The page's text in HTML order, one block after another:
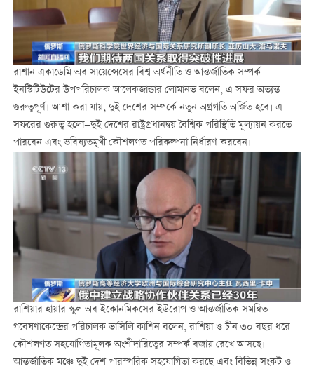
রাশান একাডেমি অব সায়েন্সেসের বিশ্ব অর্থনীতি ও আন্তর্জাতিক সম্পর্ক
ইনস্টিটিউটের উপপরিচালক আলেকজান্ডার লোমানভ বলেন, এ সফর অত্যন্ত
গুরুত্বপূর্ণ। আশা করা যায়, দুই দেশের সম্পর্কে নতুন অগ্রগতি অর্জিত হবে। এ
সফরের গুরুত্ব হলো—দুই দেশের রাষ্ট্রপ্রধানদ্বয় বৈশ্বিক পরিস্থিতি মূল্যায়ন করতে
পারবেন এবং ভবিষ্যতমুখী কৌশলগত পরিকল্পনা নির্ধারণ করবেন।
রাশিয়ার হায়ার স্কুল অব ইকোনমিকসের ইউরোপ ও আন্তর্জাতিক সমন্বিত
গবেষণাকেন্দ্রের পরিচালক ভাসিলি কাশিন বলেন, রাশিয়া ও চীন ৩০ বছর ধরে
কৌশলগত সহযোগিতামূলক অংশীদারিত্বের সম্পর্ক বজায় রেখে আসছে।
আন্তর্জাতিক মঞ্চে দুই দেশ পারস্পরিক সহযোগিতা করছে এবং বিভিন্ন সংকট ও